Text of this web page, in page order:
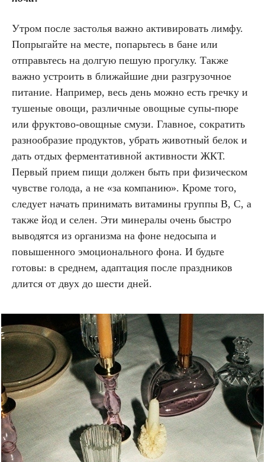
Утром после застолья важно активировать лимфу.
Попрыгайте на месте, попарьтесь в бане или
отправьтесь на долгую пешую прогулку. Также
важно устроить в ближайшие дни разгрузочное
питание. Например, весь день можно есть гречку и
тушеные овощи, различные овощные супы-пюре
или фруктово-овощные смузи. Главное, сократить
разнообразие продуктов, убрать животный белок и
дать отдых ферментативной активности ЖКТ.
Первый прием пищи должен быть при физическом
чувстве голода, а не «за компанию». Кроме того,
следует начать принимать витамины группы В, С, а
также йод и селен. Эти минералы очень быстро
выводятся из организма на фоне недосыпа и
повышенного эмоционального фона. И будьте
готовы: в среднем, адаптация после праздников
длится от двух до шести дней.